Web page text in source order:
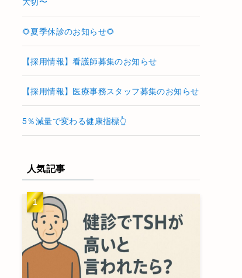
🌻夏季休診のお知らせ🌻
【採用情報】看護師募集のお知らせ
【採用情報】医療事務スタッフ募集のお知らせ
5％減量で変わる健康指標👆
人気記事